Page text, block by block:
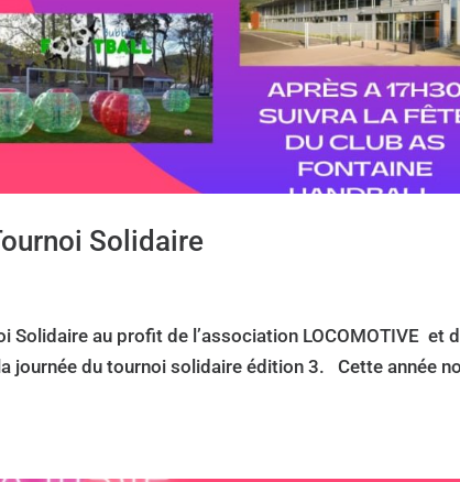
Solidaire
Solidaire au profit de l’association LOCOMOTIVE et
journée du tournoi solidaire édition 3. Cette année